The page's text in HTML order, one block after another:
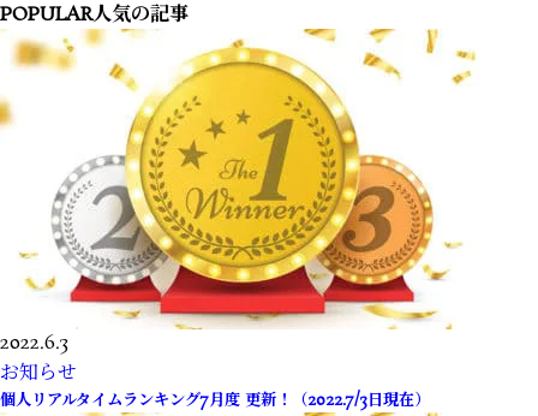
POPULAR人気の記事
2022.6.3
お知らせ
個人リアルタイムランキング7月度 更新！（2022.7/3日現在）